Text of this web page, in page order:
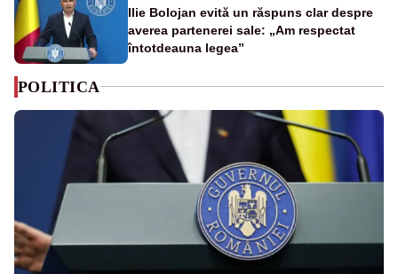
Ilie Bolojan evită un răspuns clar despre
averea partenerei sale: „Am respectat
întotdeauna legea”
POLITICA